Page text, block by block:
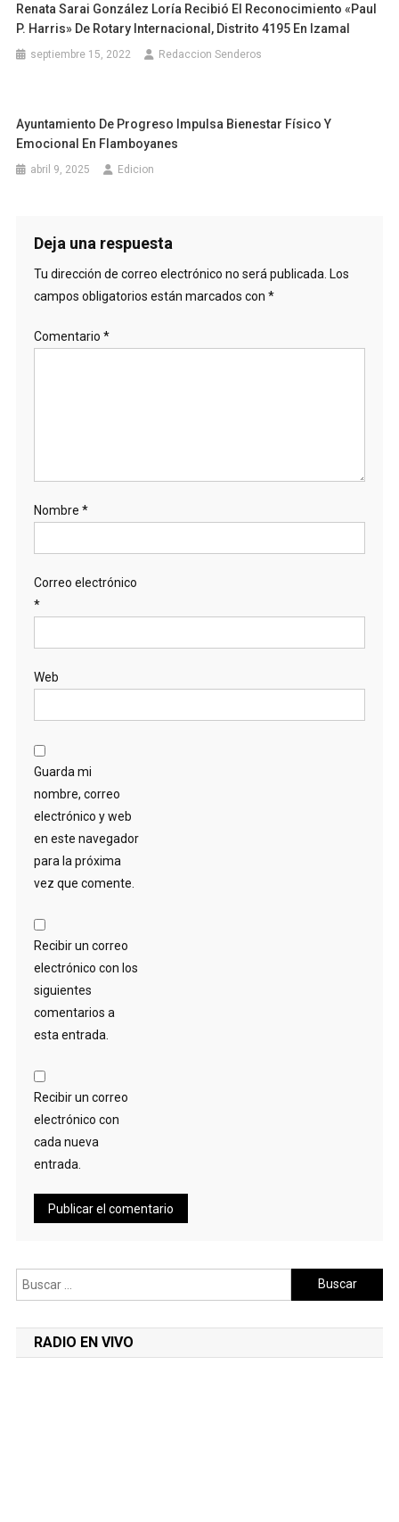
Renata Sarai González Loría Recibió El Reconocimiento «Paul
P. Harris» De Rotary Internacional, Distrito 4195 En Izamal
septiembre 15, 2022 Redaccion Senderos
Ayuntamiento De Progreso Impulsa Bienestar Físico Y
Emocional En Flamboyanes
abril 9, 2025 Edicion
Deja una respuesta
Tu dirección de correo electrónico no será publicada. Los
campos obligatorios están marcados con *
Comentario *
Nombre *
Correo electrónico
*
Web
Guarda mi
nombre, correo
electrónico y web
en este navegador
para la próxima
vez que comente.
Recibir un correo
electrónico con los
siguientes
comentarios a
esta entrada.
Recibir un correo
electrónico con
cada nueva
entrada.
Buscar:
RADIO EN VIVO